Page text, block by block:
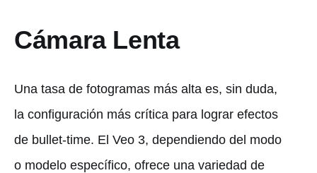
Cámara Lenta
Una tasa de fotogramas más alta es, sin duda,
la configuración más crítica para lograr efectos
de bullet-time. El Veo 3, dependiendo del modo
o modelo específico, ofrece una variedad de